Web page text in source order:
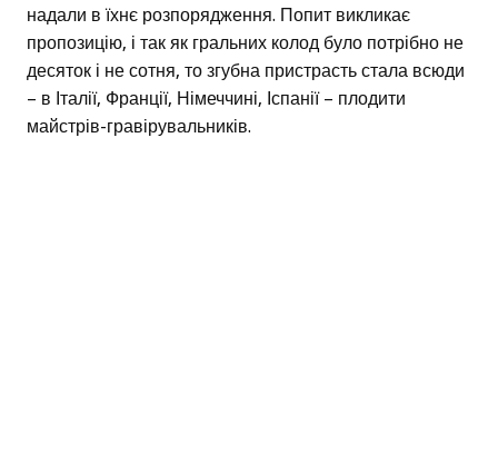
надали в їхнє розпорядження. Попит викликає
пропозицію, і так як гральних колод було потрібно не
десяток і не сотня, то згубна пристрасть стала всюди
– в Італії, Франції, Німеччині, Іспанії – плодити
майстрів-гравірувальників.